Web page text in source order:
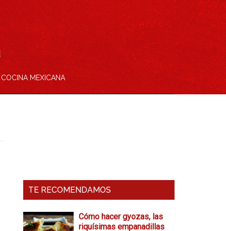
COCINA MEXICANA
TE RECOMENDAMOS
Cómo hacer gyozas, las
riquísimas empanadillas